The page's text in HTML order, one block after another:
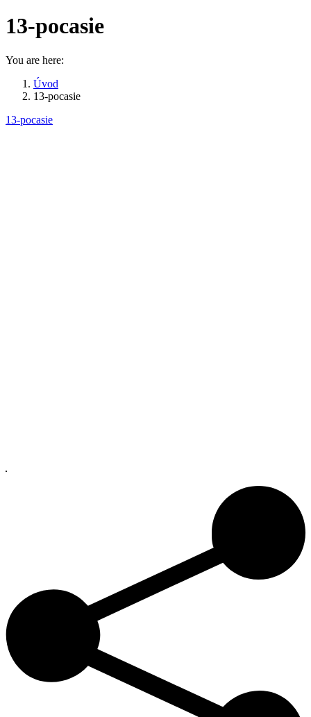
13-pocasie
You are here:
Úvod
13-pocasie
13-pocasie